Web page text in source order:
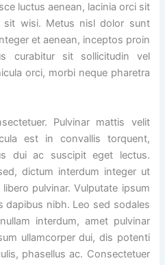
luctus aenean, lacinia orci sit
sit wisi. Metus nisl dolor sunt
et aenean, inceptos proin
curabitur sit sollicitudin vel
orci, morbi neque pharetra
Pulvinar mattis velit
est in convallis torquent,
dui ac suscipit eget lectus.
dictum interdum integer ut
pulvinar. Vulputate ipsum
dapibus nibh. Leo sed sodales
interdum, amet pulvinar
ullamcorper dui, dis potenti
phasellus ac. Consectetuer